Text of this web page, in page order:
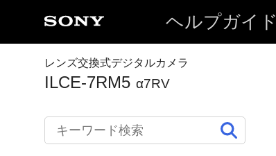
ヘルプガイド
レンズ交換式デジタルカメラ
ILCE-7RM5 α7RV
各部の名称
本機の基本操作
MENU一覧から機能を探す